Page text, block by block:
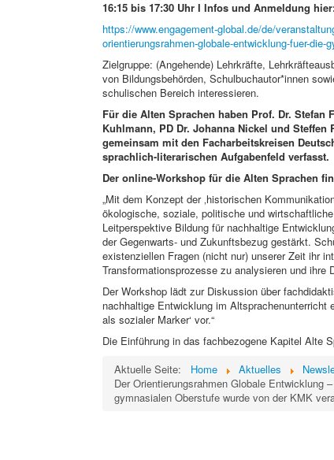
16:15 bis 17:30 Uhr I Infos und Anmeldung
https://www.engagement-global.de/de/
orientierungsrahmen-globale-entwicklung-fuer-die-
Zielgruppe: (Angehende) Lehrkräfte,
von Bildungsbehörden, Schulbuchautor*innen
schulischen Bereich interessieren.
Für die Alten Sprachen haben Prof. Dr. Stefan
Kuhlmann, PD Dr. Johanna Nickel und
gemeinsam mit den Facharbeitskreisen
sprachlich-literarischen Aufgabenfeld verfasst.
Der online-Workshop für die Alten Sprachen
„Mit dem Konzept der ‚historischen
ökologische, soziale, politische und
Leitperspektive Bildung für nachhaltige
der Gegenwarts- und Zukunftsbezug gestärkt.
existenziellen Fragen (nicht nur) unserer Zeit ihr
Transformationsprozesse zu analysieren und ihre
Der Workshop lädt zur Diskussion über
nachhaltige Entwicklung im
als sozialer Marker‘ vor.“
Die Einführung in das fachbezogene Kapitel Alte
Aktuelle Seite:
Home Aktuelles
Der Orientierungsrahmen Globale Entwicklung
gymnasialen Oberstufe wurde von der KMK